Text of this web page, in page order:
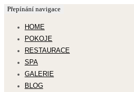
Přepínání navigace
HOME
POKOJE
RESTAURACE
SPA
GALERIE
BLOG